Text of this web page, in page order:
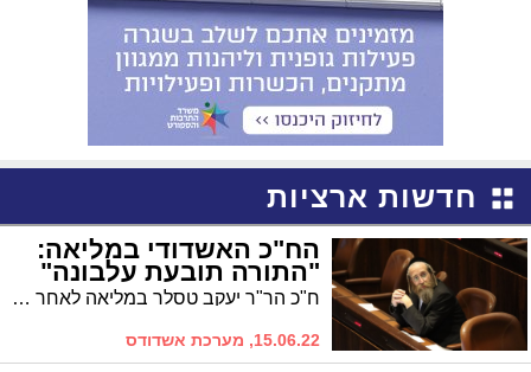
חדשות ארציות
הח"כ האשדודי במליאה:
"התורה תובעת עלבונה"
ח"כ הר"ר יעקב טסלר במליאה לאחר העברת הצע"ח לביטול רפורמת הסלולר: "התורה תובעת עלבונה; הפגיעה בפומבי בגדולי ישראל הביאה למפלתו של שר התקשורת"
15.06.22, מערכת אשדודס